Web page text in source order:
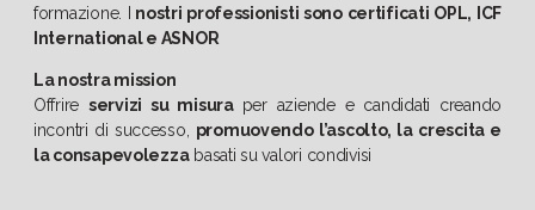
formazione. I
nostri professionisti sono certificati OPL, ICF
International e ASNOR
La nostra mission
Offrireservizi su misura per aziende e candidati creando
incontri di successo, promuovendo l’ascolto, la crescita e
la consapevolezzabasati su valori condivisi